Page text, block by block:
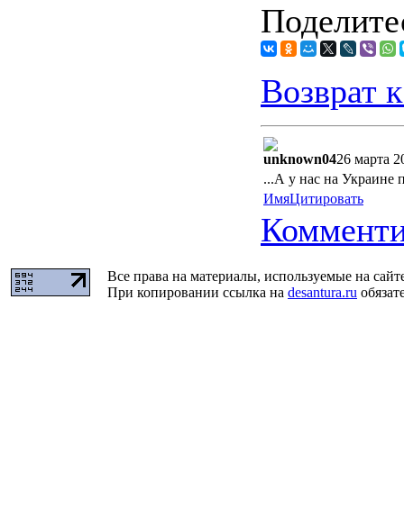
Возврат
unknown0426 марта
...А у нас на Украине
ИмяЦитировать
Все права на материалы, используемые на
При копировании ссылка на desantura.ru